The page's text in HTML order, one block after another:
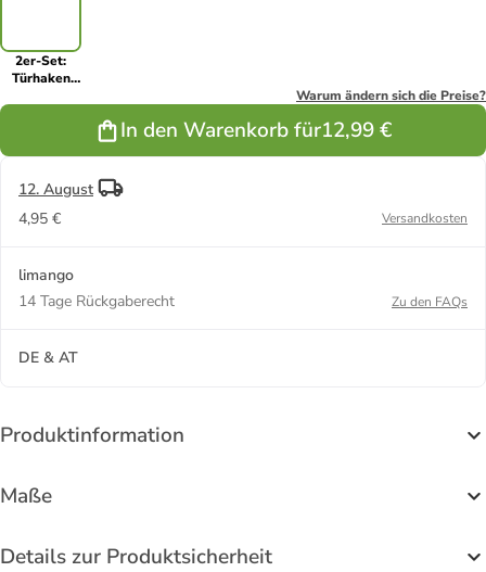
2er-Set:
Türhaken
Warum ändern sich die Preise?
In den Warenkorb für12,99 €
12. August
4,95 €
Versandkosten
limango
14 Tage Rückgaberecht
Zu den FAQs
DE & AT
Produktinformation
Maße
Details zur Produktsicherheit